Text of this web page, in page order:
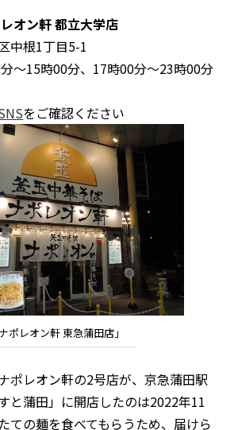
オン軒 都立大学店
中根1丁目5-1
～15時00分、17時00分～23時00分
をご確認ください
ナポレオン軒 東急蒲田店」
ポレオン軒の2号店が、京急蒲田駅
と蒲田」に開店したのは2022年11
ての麺を食べてもらうため、届けら